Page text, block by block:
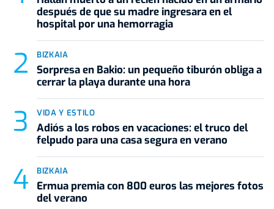
después de que su madre ingresara en el
hospital por una hemorragia
BIZKAIA
Sorpresa en Bakio: un pequeño tiburón obliga a
cerrar la playa durante una hora
VIDA Y ESTILO
Adiós a los robos en vacaciones: el truco del
felpudo para una casa segura en verano
BIZKAIA
Ermua premia con 800 euros las mejores fotos
del verano